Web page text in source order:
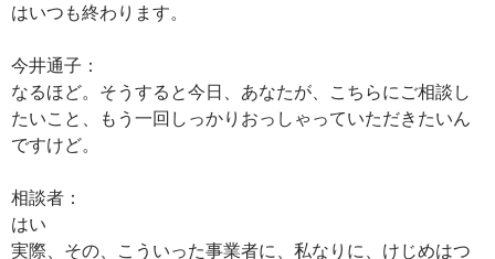
はいつも終わります。
今井通子：
なるほど。そうすると今日、あなたが、こちらにご相談し
たいこと、もう一回しっかりおっしゃっていただきたいん
ですけど。
相談者：
はい
実際、その、こういった事業者に、私なりに、けじめはつ